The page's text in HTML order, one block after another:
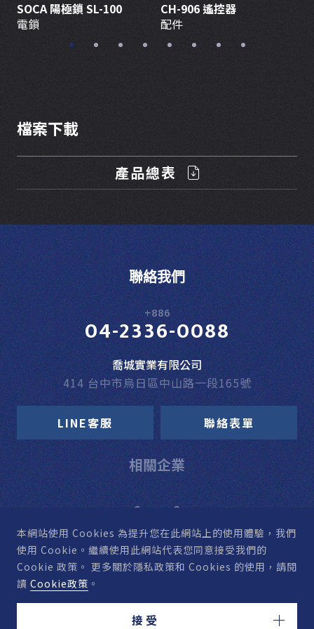
本網站使用 Cookies 為提升您在此網站上的使用體驗，我們
使用 Cookie。 繼續使用此網站代表您同意接受我們的
Cookie 政策。 更多關於隱私政策和 Cookies 的使用，請閱
讀 Cookie政策 。
接受
SOCA 陽極鎖 SL-100
電鎖
CH-906 遙控器
配件
檔案下載
產品總表
相關企業
聯絡我們
+886
04-2336-0088
喬城實業有限公司
414 台中市烏日區中山路一段165號
LINE客服 聯絡表單